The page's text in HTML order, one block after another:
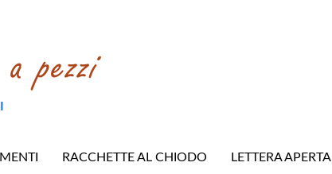
RACCHETTE AL CHIODO LETTERA APERTA